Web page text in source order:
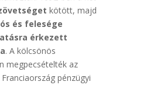
kötött, majd
és felesége
érkezett
. A kölcsönös
megpecsételték az
pénzügyi